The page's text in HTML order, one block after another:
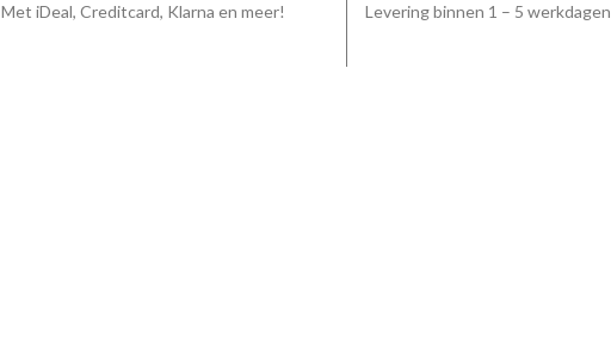
Met iDeal, Creditcard, Klarna en meer! Levering binnen 1 – 5 werkdagen